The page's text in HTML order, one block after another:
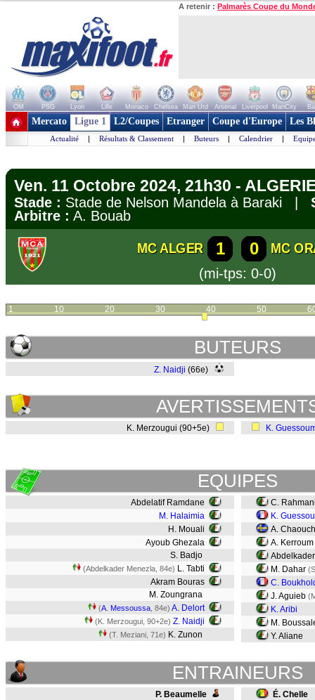
A retenir : Palmarès Coupe du
OM PSG Lyon Lille Monaco Chelsea Man Utd Arsenal Liverpool ManCity
+ de clubs
Mercato Ligue 1 L2/Coupes Etranger Coupe d'Europe Les
Actualité | Résultats & Classement | Buteurs | Calendrier |
Ven. 11 Octobre 2024, 21h30 -
Stade : Stade de Nelson Mandela à Baraki |
Arbitre : A. Bouab
MC ALGER 1 0
MC
(mi-tps: 0-0)
1 10 20 30 40 50
BUTEURS
Z. Naidji (66e)
K. Merzougui (90+5e) K.
EQUIPES
Abdelatif Ramdane
M. Halaimia
H. Mouali
Ayoub Ghezala
S. Badjo
(Abdelkader Menezla, 84e) L. Tabti
Akram Bouras
M. Zoungrana
(A. Messoussa , 84e) A. Delort
(K. Merzougui, 90+2e) Z. Naidji
(T. Meziani, 71e) K. Zunon
C.
K.
A.
A. Kerroum
M. Dahar
C.
J. Aguieb
K. Aribi
M.
Y. Aliane
ENTRAINEURS
P. Beaumelle É. Chelle